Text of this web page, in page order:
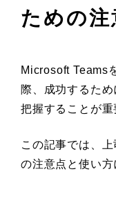
ための注
Microsoft Teams
際、成功するた
把握することが重
この記事では、
の注意点と使い方